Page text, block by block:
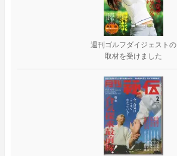
週刊ゴルフダイジェストの
取材を受けました